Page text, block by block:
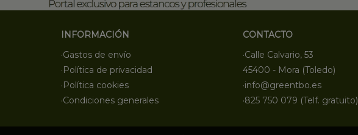
INFORMACIÓN
·Gastos de envío
·Política de privacidad
·Política cookies
·Condiciones generales
CONTACTO
·Calle Calvario, 53
45400 - Mora (Toledo)
·info@greentbo.es
·825 750 079 (Telf. gratuito)